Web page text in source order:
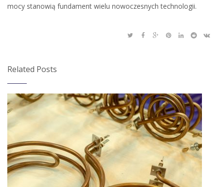
mocy stanowią fundament wielu nowoczesnych technologii.
Related Posts